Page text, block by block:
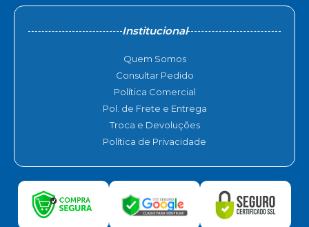
Institucional
Quem Somos
Consultar Pedido
Política Comercial
Pol. de Frete e Entrega
Troca e Devoluções
Política de Privacidade